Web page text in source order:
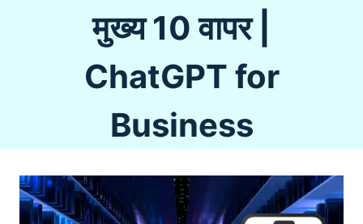
मुख्य 10 वापर |
ChatGPT for
Business